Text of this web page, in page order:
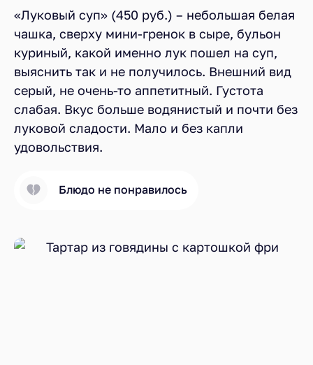
«Луковый суп» (450 руб.) – небольшая белая
чашка, сверху мини-гренок в сыре, бульон
куриный, какой именно лук пошел на суп,
выяснить так и не получилось. Внешний вид
серый, не очень-то аппетитный. Густота
слабая. Вкус больше водянистый и почти без
луковой сладости. Мало и без капли
удовольствия.
Блюдо не понравилось